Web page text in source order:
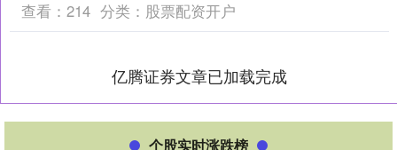
查看： 214 分类： 股票配资开户
亿腾证券文章已加载完成
个股实时涨跌榜